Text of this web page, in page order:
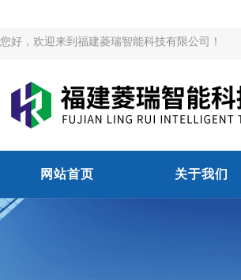
您好，欢迎来到福建菱瑞智能科技有限公司！
网站首页 关于我们